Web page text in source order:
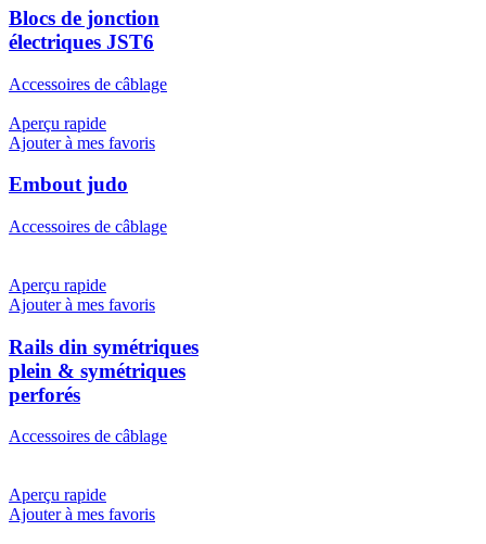
Blocs de jonction
électriques JST6
Accessoires de câblage
Aperçu rapide
Ajouter à mes favoris
Embout judo
Accessoires de câblage
Aperçu rapide
Ajouter à mes favoris
Rails din symétriques
plein & symétriques
perforés
Accessoires de câblage
Aperçu rapide
Ajouter à mes favoris